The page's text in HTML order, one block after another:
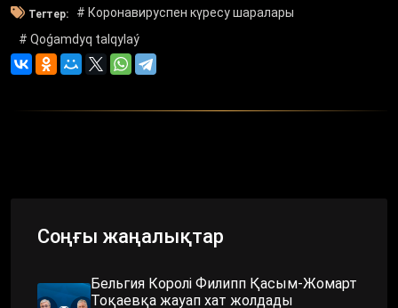
Тегтер:
# Коронавируспен күресу шаралары
# Qoǵamdyq talqylaý
Соңғы жаңалықтар
Бельгия Королі Филипп Қасым-Жомарт
Тоқаевқа жауап хат жолдады